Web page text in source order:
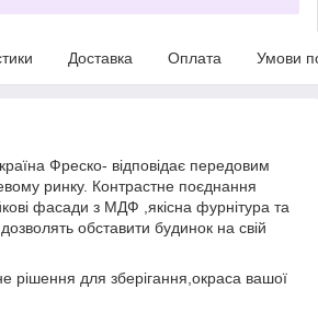
Доставка Оплата Умови
Фреско- відповідає передовим
ринку. Контрастне поєднання
фасади з МДФ ,якісна фурнітура та
обставити будинок на свій
рішення для зберігання,окраса вашої